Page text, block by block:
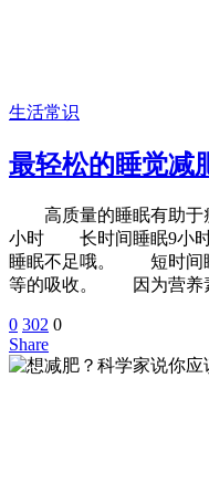
生活常识
最轻松的睡觉减
高质量的睡眠有助于
小时 长时间睡眠9小时
睡眠不足哦。 短时间睡
等的吸收。 因为营养
0 302 0
Share